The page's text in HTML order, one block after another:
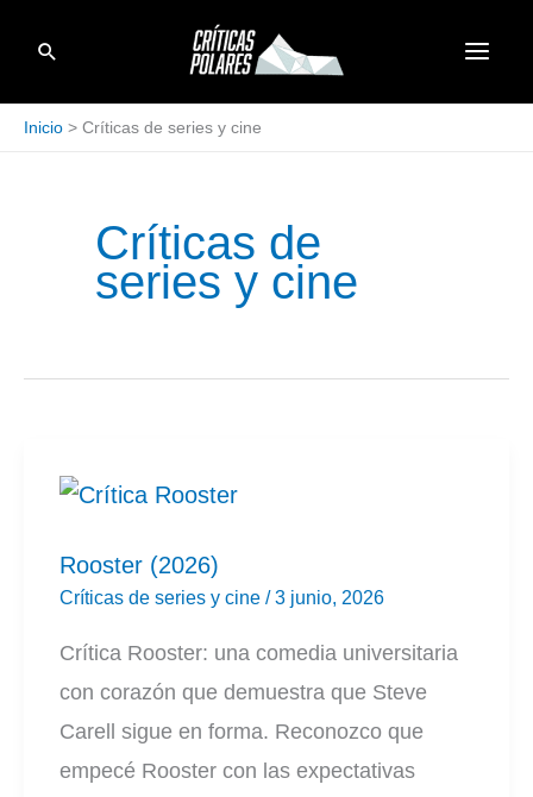
Buscar
Inicio Críticas de series y cine
Críticas de
series y cine
Rooster (2026)
Críticas de series y cine /3 junio, 2026
Crítica Rooster: una comedia universitaria
con corazón que demuestra que Steve
Carell sigue en forma. Reconozco que
empecé Rooster con las expectativas